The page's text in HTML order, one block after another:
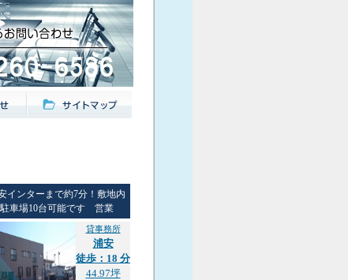
インターまで約7分！敷地内
駐車場10台可能です 営業
貸事務所
浦安
徒歩：18 分
44.97坪